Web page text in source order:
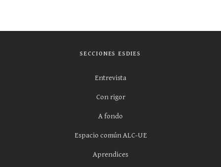
SECCIONES ESDIES
Entrevista
Con rigor
A fondo
Espacio común ALC-UE
Aprendices